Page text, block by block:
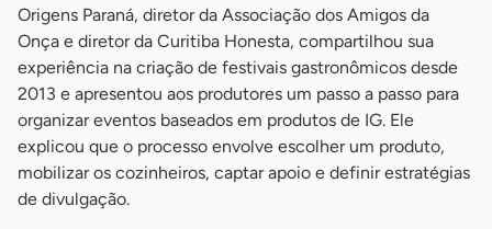
Origens Paraná, diretor da Associação dos Amigos da
Onça e diretor da Curitiba Honesta, compartilhou sua
experiência na criação de festivais gastronômicos desde
2013 e apresentou aos produtores um passo a passo para
organizar eventos baseados em produtos de IG. Ele
explicou que o processo envolve escolher um produto,
mobilizar os cozinheiros, captar apoio e definir estratégias
de divulgação.